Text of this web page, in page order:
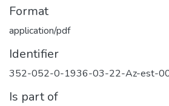
Format
application/pdf
Identifier
352-052-0-1936-03-22-Az-est-
Is part of